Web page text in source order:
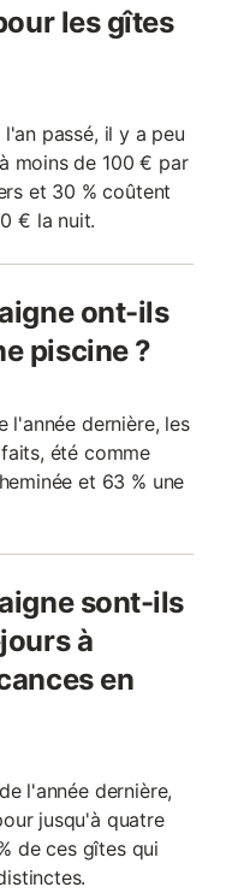
les gîtes
passé, il y a peu
moins de 100 € par
et 30 % coûtent
€ la nuit.
ont-ils
piscine ?
l'année dernière, les
été comme
et 63 % une
sont-ils
à
en
l'année dernière,
jusqu'à quatre
de ces gîtes qui